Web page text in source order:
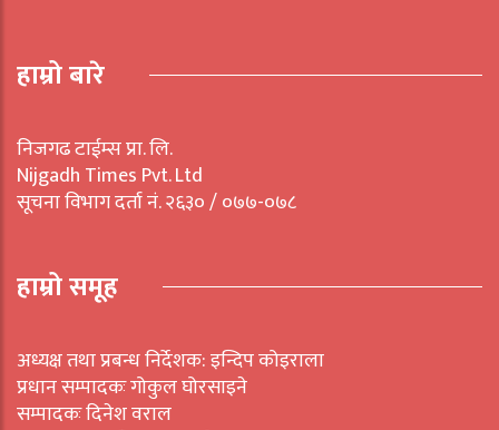
हाम्रो बारे
निजगढ टाईम्स प्रा. लि.
Nijgadh Times Pvt. Ltd
सूचना विभाग दर्ता नं. २६३० / ०७७-०७८
हाम्रो समूह
अध्यक्ष तथा प्रबन्ध निर्देशक: इन्दिप कोइराला
प्रधान सम्पादकः गोकुल घोरसाइने
सम्पादकः दिनेश वराल